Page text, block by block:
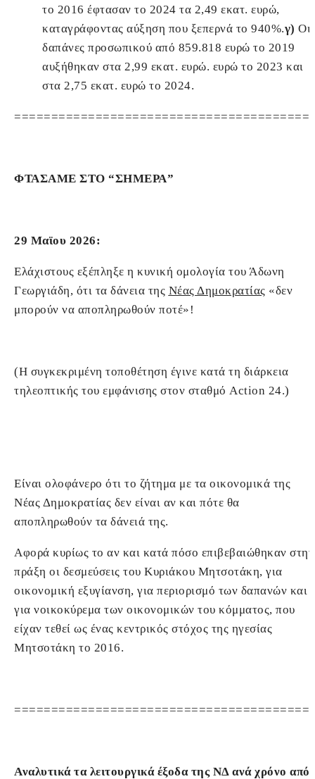
το 2016 έφτασαν το 2024 τα 2,49 εκατ. ευρώ,
καταγράφοντας αύξηση που ξεπερνά το 940%.γ) Οι
δαπάνες προσωπικού από 859.818 ευρώ το 2019
αυξήθηκαν στα 2,99 εκατ. ευρώ. ευρώ το 2023 και
στα 2,75 εκατ. ευρώ το 2024.
ΦΤΑΣΑΜΕ ΣΤΟ “ΣΗΜΕΡΑ”
29 Μαϊου 2026:
Ελάχιστους εξέπληξε η κυνική ομολογία του Άδωνη
Γεωργιάδη, ότι τα δάνεια της Νέας Δημοκρατίας «δεν
μπορούν να αποπληρωθούν ποτέ»!
(Η συγκεκριμένη τοποθέτηση έγινε κατά τη διάρκεια
τηλεοπτικής του εμφάνισης στον σταθμό Action 24.)
Είναι ολοφάνερο ότι το ζήτημα με τα οικονομικά της
Νέας Δημοκρατίας δεν είναι αν και πότε θα
αποπληρωθούν τα δάνειά της.
Αφορά κυρίως το αν και κατά πόσο επιβεβαιώθηκαν στην
πράξη οι δεσμεύσεις του Κυριάκου Μητσοτάκη, για
οικονομική εξυγίανση, για περιορισμό των δαπανών και
για νοικοκύρεμα των οικονομικών του κόμματος, που
είχαν τεθεί ως ένας κεντρικός στόχος της ηγεσίας
Μητσοτάκη το 2016.
Αναλυτικά τα λειτουργικά έξοδα της ΝΔ ανά χρόνο από